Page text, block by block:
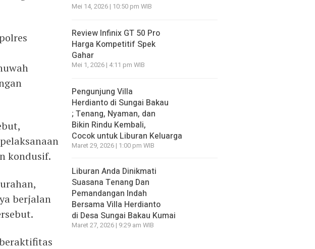
kondusif.
berjalan
Mei 14, 2026 | 10:50 pm WIB
Review Infinix GT 50 Pro
Harga Kompetitif Spek
Gahar
Mei 1, 2026 | 4:11 pm WIB
Pengunjung Villa
Herdianto di Sungai Bakau
; Tenang, Nyaman, dan
Bikin Rindu Kembali,
Cocok untuk Liburan Keluarga
Maret 29, 2026 | 1:00 pm WIB
Liburan Anda Dinikmati
Suasana Tenang Dan
Pemandangan Indah
Bersama Villa Herdianto
di Desa Sungai Bakau Kumai
Maret 27, 2026 | 9:29 am WIB